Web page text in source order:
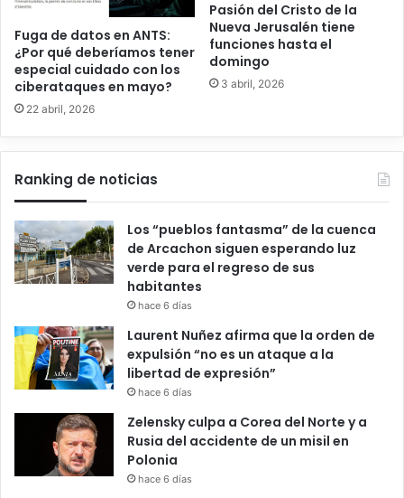
Fuga de datos en ANTS:
¿Por qué deberíamos tener
especial cuidado con los
ciberataques en mayo?
22 abril, 2026
Pasión del Cristo de la
Nueva Jerusalén tiene
funciones hasta el
domingo
3 abril, 2026
Ranking de noticias
Los “pueblos fantasma” de la cuenca
de Arcachon siguen esperando luz
verde para el regreso de sus
habitantes
hace 6 días
Laurent Nuñez afirma que la orden de
expulsión “no es un ataque a la
libertad de expresión”
hace 6 días
Zelensky culpa a Corea del Norte y a
Rusia del accidente de un misil en
Polonia
hace 6 días